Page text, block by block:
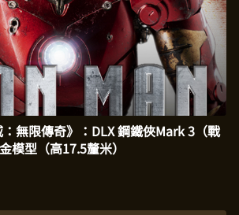
無限傳奇》：DLX 鋼鐵俠Mark 3（戰
模型（高17.5釐米）